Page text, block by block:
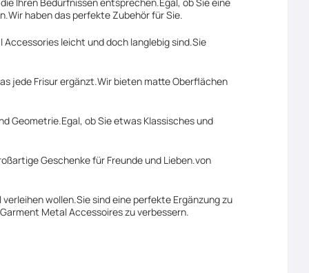
haben das perfekte Zubehör für Sie.
leicht und doch langlebig sind.Sie
jede Frisur ergänzt.Wir bieten matte Oberflächen
Geometrie.Egal, ob Sie etwas Klassisches und
Geschenke für Freunde und Lieben.von
wollen.Sie sind eine perfekte Ergänzung zu
Metal Accessoires zu verbessern.